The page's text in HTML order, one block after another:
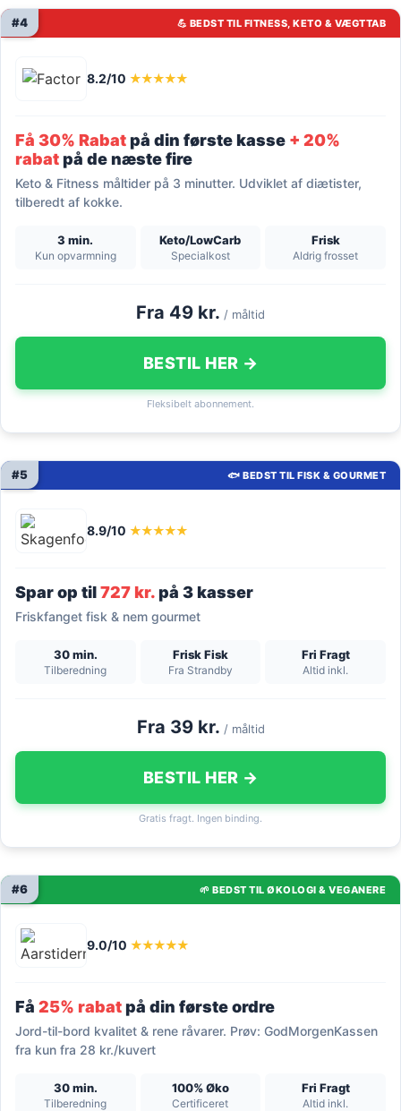
💪 BEDST TIL FITNESS, KETO & VÆGTTAB
#4
8.2/10 ★★★★★
Få 30% Rabatpå din første kasse + 20%
rabatpå de næste fire
Keto & Fitness måltider på 3 minutter. Udviklet af diætister,
tilberedt af kokke.
3 min.
Kun opvarmning
Keto/LowCarb
Specialkost
Frisk
Aldrig frosset
Fra 49 kr. / måltid
BESTIL HER →
Fleksibelt abonnement.
🐟 BEDST TIL FISK & GOURMET
#5
8.9/10 ★★★★★
Spar op til727 kr.på 3 kasser
Friskfanget fisk & nem gourmet
30 min.
Tilberedning
Frisk Fisk
Fra Strandby
Fri Fragt
Altid inkl.
Fra 39 kr. / måltid
BESTIL HER →
Gratis fragt. Ingen binding.
🌱 BEDST TIL ØKOLOGI & VEGANERE
#6
9.0/10 ★★★★★
Få 25% rabatpå din første ordre
Jord-til-bord kvalitet & rene råvarer. Prøv: GodMorgenKassen
fra kun fra 28 kr./kuvert
30 min.
Tilberedning
100% Øko
Certificeret
Fri Fragt
Altid inkl.